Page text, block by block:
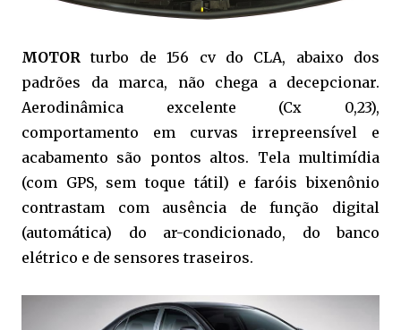
MOTORturbo de 156 cv do CLA, abaixo dos
padrões da marca, não chega a decepcionar.
Aerodinâmica excelente (Cx 0,23),
comportamento em curvas irrepreensível e
acabamento são pontos altos. Tela multimídia
(com GPS, sem toque tátil) e faróis bixenônio
contrastam com ausência de função digital
(automática) do ar-condicionado, do banco
elétrico e de sensores traseiros.